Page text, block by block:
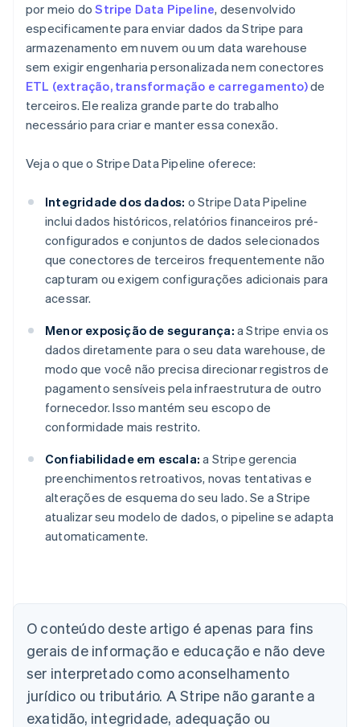
por meio doStripe Data Pipeline, desenvolvido
especificamente para enviar dados da Stripe para
armazenamento em nuvem ou um data warehouse
sem exigir engenharia personalizada nem conectores
ETL (extração, transformação e carregamento)de
terceiros. Ele realiza grande parte do trabalho
necessário para criar e manter essa conexão.
Veja o que o Stripe Data Pipeline oferece:
Integridade dos dados: o Stripe Data Pipeline
inclui dados históricos, relatórios financeiros pré-
configurados e conjuntos de dados selecionados
que conectores de terceiros frequentemente não
capturam ou exigem configurações adicionais para
acessar.
Menor exposição de segurança: a Stripe envia os
dados diretamente para o seu data warehouse, de
modo que você não precisa direcionar registros de
pagamento sensíveis pela infraestrutura de outro
fornecedor. Isso mantém seu escopo de
conformidade mais restrito.
Confiabilidade em escala: a Stripe gerencia
preenchimentos retroativos, novas tentativas e
alterações de esquema do seu lado. Se a Stripe
atualizar seu modelo de dados, o pipeline se adapta
automaticamente.
O conteúdo deste artigo é apenas para fins
gerais de informação e educação e não deve
ser interpretado como aconselhamento
jurídico ou tributário. A Stripe não garante a
exatidão, integridade, adequação ou
Austrália
Áustria
DeutschEnglish
Bélgica
English
Brasil